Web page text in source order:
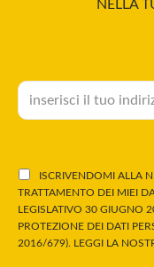
NELLA
ISCRIVENDOMI ALLA
TRATTAMENTO DEI MIEI
LEGISLATIVO 30 GIUGNO
PROTEZIONE DEI DATI
2016/679). LEGGI LA